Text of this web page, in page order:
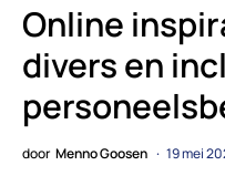
Online
divers en
door Menno Goosen 19 mei